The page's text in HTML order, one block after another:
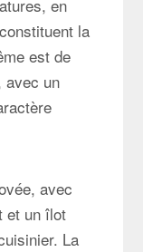
en
la
est de
avec un
avec
et un îlot
La